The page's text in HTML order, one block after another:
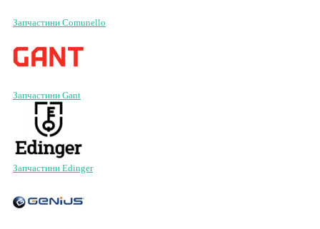
Запчастини Comunello
Запчастини Gant
Запчастини Edinger